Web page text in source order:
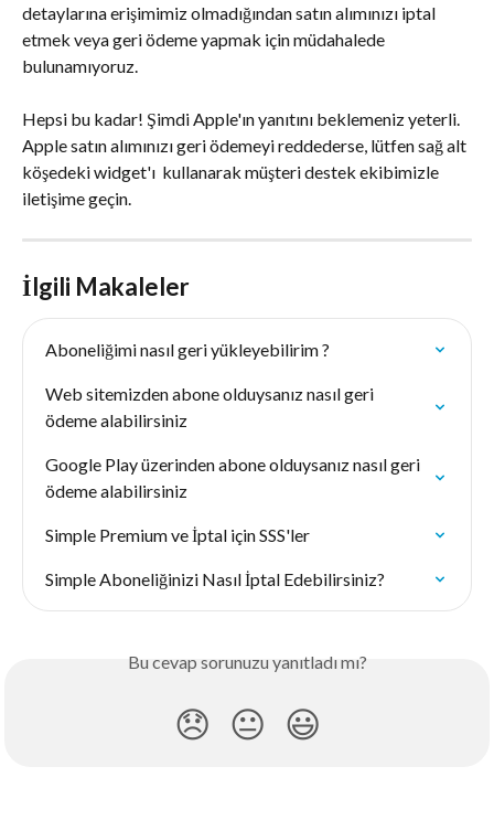
detaylarına erişimimiz olmadığından satın alımınızı iptal
etmek veya geri ödeme yapmak için müdahalede
bulunamıyoruz.
Hepsi bu kadar! Şimdi Apple'ın yanıtını beklemeniz yeterli.
Apple satın alımınızı geri ödemeyi reddederse, lütfen sağ alt
köşedeki widget'ı kullanarak müşteri destek ekibimizle
iletişime geçin.
İlgili Makaleler
Aboneliğimi nasıl geri yükleyebilirim ?
Web sitemizden abone olduysanız nasıl geri
ödeme alabilirsiniz
Google Play üzerinden abone olduysanız nasıl geri
ödeme alabilirsiniz
Simple Premium ve İptal için SSS'ler
Simple Aboneliğinizi Nasıl İptal Edebilirsiniz?
Bu cevap sorunuzu yanıtladı mı?
😞 😐 😃